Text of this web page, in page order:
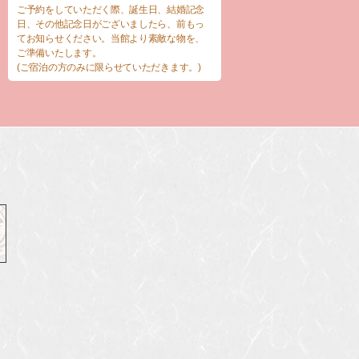
ご予約をしていただく際、誕生日、結婚記念
日、その他記念日がございましたら、前もっ
てお知らせください。当館より素敵な物を、
ご準備いたします。
(ご宿泊の方のみに限らせていただきます。)